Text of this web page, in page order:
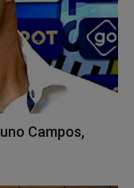
Campos,